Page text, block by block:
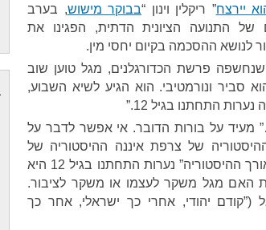
יירצח” ריקלין וינון “בבוקר מישוש, בערב
של התנועה הציונית הדתית, הפגינו את
לנושא ההסכמה בקיום יחסי מין.
פרשת הכדורגלנים, מגל טוען שוב
סביר ונורמטיבי. הוא הגיע לשיא השבוע,
התחתנו בגיל 12.”
מעיד על בורות הדובר. אי אפשר לדבר על
של צרפת איננה ההיסטוריה של
אוסטרליה. יתר על כן, הטענה ש”לאורך ההיסטוריה” נערות התחתנו בגיל 12 היא
האם מגל משקר לעצמו או משקר לציבור.
(”קודם יהודי, אחרי כך ישראלי, אחר כך